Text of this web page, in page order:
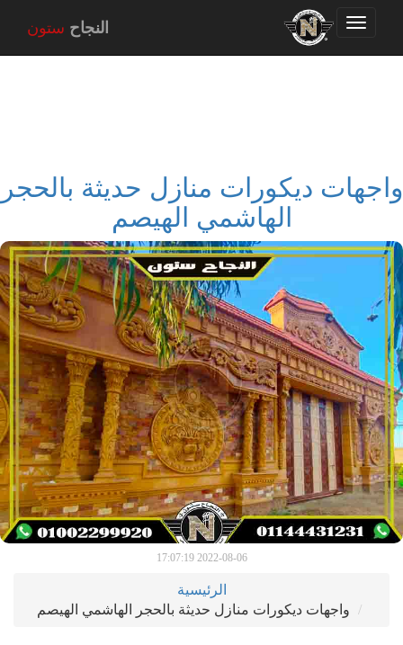
Toggle
navigation
النجاح ستون
واجهات ديكورات منازل حديثة بالحجر
الهاشمي الهيصم
2022-08-06 17:07:19
الرئيسية
واجهات ديكورات منازل حديثة بالحجر الهاشمي الهيصم